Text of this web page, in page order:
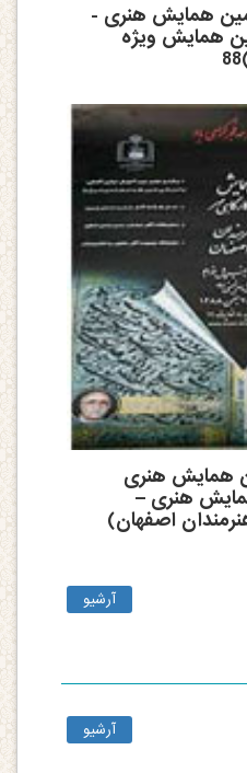
آرشیو
همایش هنری -
همایش ویژه
همایش هنری
هنری –
اصفهان)
آرشیو